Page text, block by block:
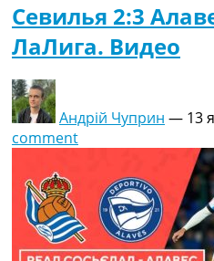
Севилья 2:3
ЛаЛига. Видео
Андрій Чуприн — 13
comment